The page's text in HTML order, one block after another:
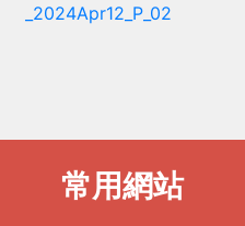
_2024Apr12_P_02
常用網站